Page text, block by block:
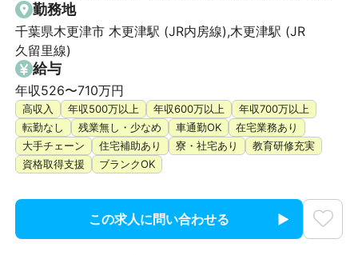
勤務地
千葉県木更津市 木更津駅 (JR内房線),木更津駅 (JR
久留里線)
給与
年収526〜710万円
高収入 年収500万以上 年収600万以上
年収700万以上
転勤なし
残業無し・少なめ 車通勤OK
在宅業務あり
大手チェーン
住宅補助あり 寮・社宅あり
教育研修充実
資格取得支援
ブランクOK
この求人に問い合わせる